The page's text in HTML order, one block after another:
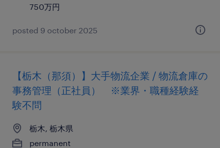
750万円
posted 9 october 2025
【栃木（那須）】大手物流企業 / 物流倉庫の
事務管理（正社員） ※業界・職種経験経
験不問
栃木, 栃木県
permanent